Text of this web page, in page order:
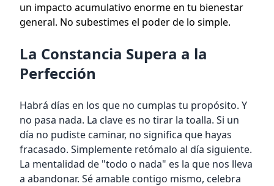
un impacto acumulativo enorme en tu bienestar
general. No subestimes el poder de lo simple.
La Constancia Supera a la
Perfección
Habrá días en los que no cumplas tu propósito. Y
no pasa nada. La clave es no tirar la toalla. Si un
día no pudiste caminar, no significa que hayas
fracasado. Simplemente retómalo al día siguiente.
La mentalidad de "todo o nada" es la que nos lleva
a abandonar. Sé amable contigo mismo, celebra